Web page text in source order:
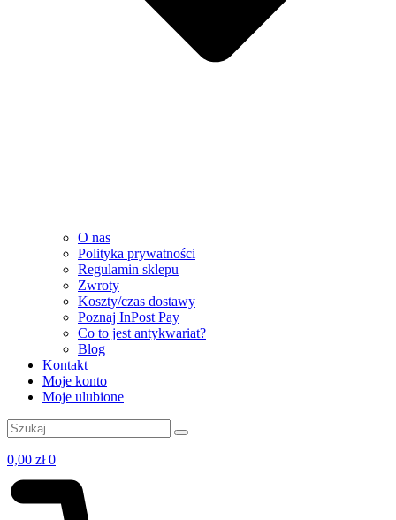
O nas
Polityka prywatności
Regulamin sklepu
Zwroty
Koszty/czas dostawy
Poznaj InPost Pay
Co to jest antykwariat?
Blog
Kontakt
Moje konto
Moje ulubione
0,00 zł 0